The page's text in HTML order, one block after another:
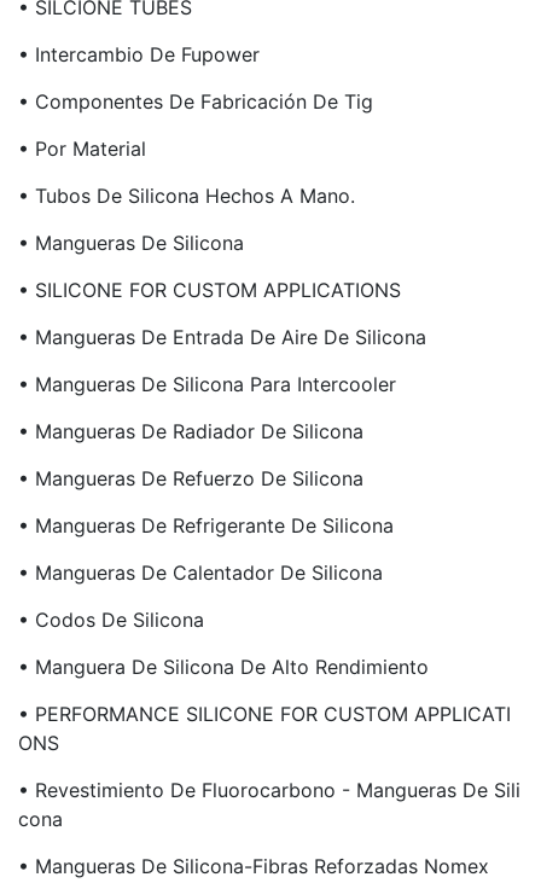
• SILCIONE TUBES
• Intercambio De Fupower
• Componentes De Fabricación De Tig
• Por Material
• Tubos De Silicona Hechos A Mano.
• Mangueras De Silicona
• SILICONE FOR CUSTOM APPLICATIONS
• Mangueras De Entrada De Aire De Silicona
• Mangueras De Silicona Para Intercooler
• Mangueras De Radiador De Silicona
• Mangueras De Refuerzo De Silicona
• Mangueras De Refrigerante De Silicona
• Mangueras De Calentador De Silicona
• Codos De Silicona
• Manguera De Silicona De Alto Rendimiento
• PERFORMANCE SILICONE FOR CUSTOM APPLICATI
ONS
• Revestimiento De Fluorocarbono - Mangueras De Sili
Cona
• Mangueras De Silicona-Fibras Reforzadas Nomex